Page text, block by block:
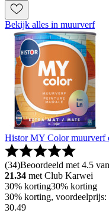
Bekijk alles in muurverf
Histor MY Color muurverf
(34)Beoordeeld met 4.5
21.34 met Club Karwei
30% korting30% korting
30% korting,
30.49